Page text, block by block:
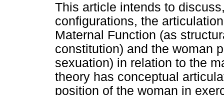
This article intends to
configurations, the
Maternal Function (as
constitution) and the woman
sexuation) in relation to the
theory has conceptual
position of the woman in